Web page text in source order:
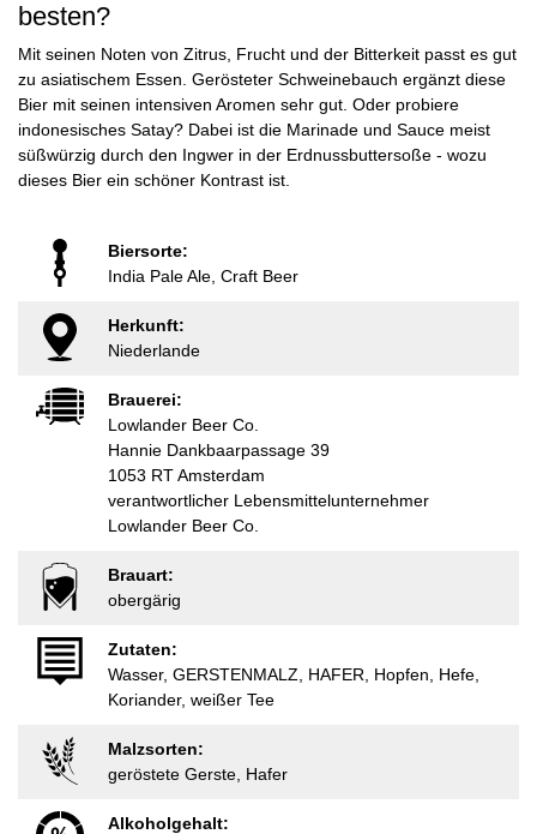
besten?
Mit seinen Noten von Zitrus, Frucht und der Bitterkeit passt es gut
zu asiatischem Essen. Gerösteter Schweinebauch ergänzt diese
Bier mit seinen intensiven Aromen sehr gut. Oder probiere
indonesisches Satay? Dabei ist die Marinade und Sauce meist
süßwürzig durch den Ingwer in der Erdnussbuttersoße - wozu
dieses Bier ein schöner Kontrast ist.
Biersorte:
India Pale Ale, Craft Beer
Herkunft:
Niederlande
Brauerei:
Lowlander Beer Co.
Hannie Dankbaarpassage 39
1053 RT Amsterdam
verantwortlicher Lebensmittelunternehmer
Lowlander Beer Co.
Brauart:
obergärig
Zutaten:
Wasser, GERSTENMALZ, HAFER, Hopfen, Hefe,
Koriander, weißer Tee
Malzsorten:
geröstete Gerste, Hafer
Alkoholgehalt: